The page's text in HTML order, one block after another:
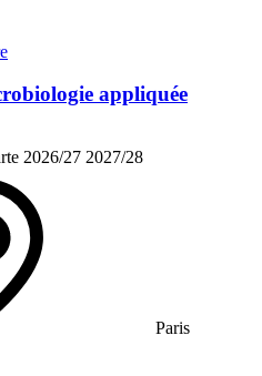
appliquée
2026/27 2027/28
Paris